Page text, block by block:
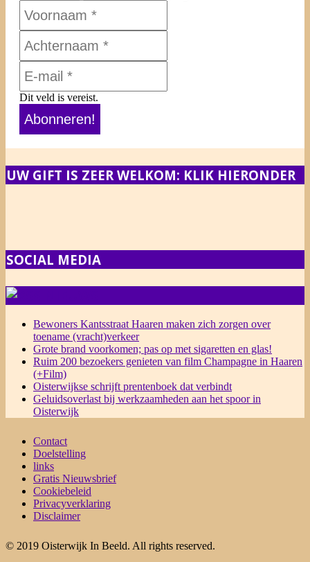
Dit veld is vereist.
UW GIFT IS ZEER WELKOM: KLIK HIERONDER
SOCIAL MEDIA
Bewoners Kantsstraat Haaren maken zich zorgen over
toename (vracht)verkeer
Grote brand voorkomen; pas op met sigaretten en glas!
Ruim 200 bezoekers genieten van film Champagne in Haaren
(+Film)
Oisterwijkse schrijft prentenboek dat verbindt
Geluidsoverlast bij werkzaamheden aan het spoor in
Oisterwijk
Contact
Doelstelling
links
Gratis Nieuwsbrief
Cookiebeleid
Privacyverklaring
Disclaimer
© 2019 Oisterwijk In Beeld. All rights reserved.